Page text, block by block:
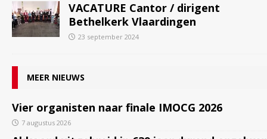
VACATURE Cantor / dirigent
Bethelkerk Vlaardingen
23 september 2024
MEER NIEUWS
Vier organisten naar finale IMOCG 2026
7 augustus 2026